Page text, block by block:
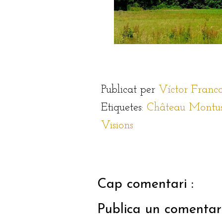
Publicat per Víctor
Etiquetes: Château
Visions
Cap comentari :
Publica un